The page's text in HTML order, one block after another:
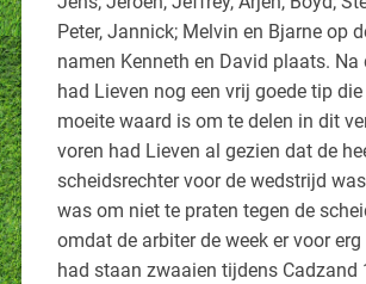
Peter, Jannick; Melvin en Bjarne op
namen Kenneth en David plaats. Na
had Lieven nog een vrij goede tip die
moeite waard is om te delen in dit
voren had Lieven al gezien dat de
scheidsrechter voor de wedstrijd
was om niet te praten tegen de
omdat de arbiter de week er voor
had staan zwaaien tijdens Cadzand